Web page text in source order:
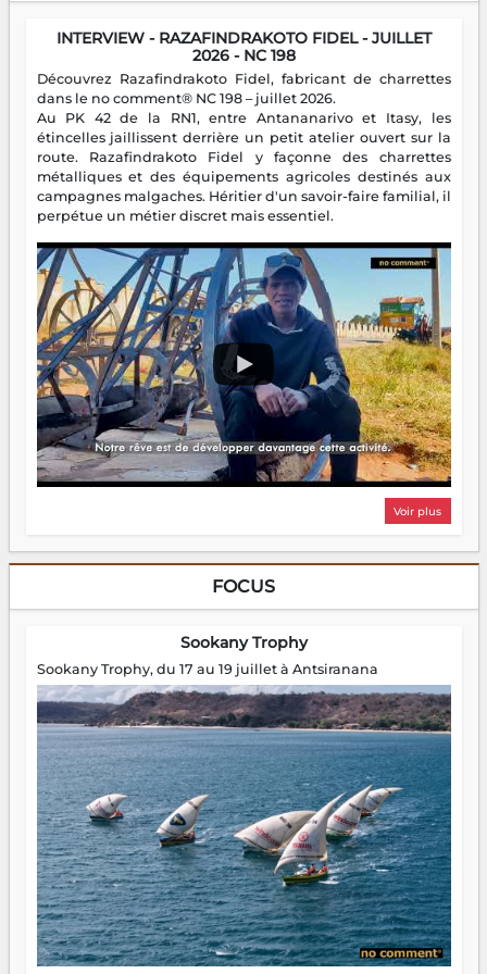
INTERVIEW - RAZAFINDRAKOTO FIDEL - JUILLET
2026 - NC 198
Découvrez Razafindrakoto Fidel, fabricant de charrettes
dans le no comment® NC 198 – juillet 2026.
Au PK 42 de la RN1, entre Antananarivo et Itasy, les
étincelles jaillissent derrière un petit atelier ouvert sur la
route. Razafindrakoto Fidel y façonne des charrettes
métalliques et des équipements agricoles destinés aux
campagnes malgaches. Héritier d'un savoir-faire familial, il
perpétue un métier discret mais essentiel.
Voir plus
FOCUS
Sookany Trophy
Sookany Trophy, du 17 au 19 juillet à Antsiranana